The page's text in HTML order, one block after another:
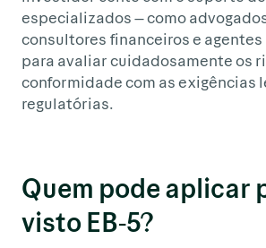
especializados — como
consultores financeiros e
para avaliar cuidadosamente os
conformidade com as exigências
regulatórias.
Quem pode aplicar
visto EB-5?